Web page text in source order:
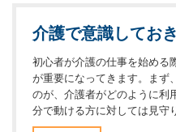
介護で意識してお
初心者が介護の仕事を始める
が重要になってきます。まず
のが、介護者がどのように利
分で動ける方に対しては見